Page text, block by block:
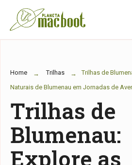
Skip
to
Home Trilhas
Trilhas de
Naturais de Blumenau em Jornadas de
Trilhas de
Blumenau:
Explore as